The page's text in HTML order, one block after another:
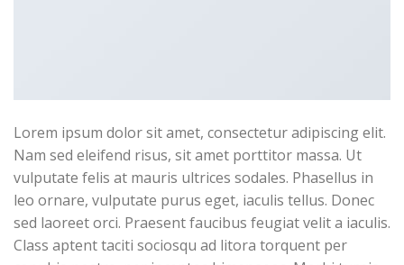
Lorem ipsum dolor sit amet, consectetur adipiscing elit.
Nam sed eleifend risus, sit amet porttitor massa. Ut
vulputate felis at mauris ultrices sodales. Phasellus in
leo ornare, vulputate purus eget, iaculis tellus. Donec
sed laoreet orci. Praesent faucibus feugiat velit a iaculis.
Class aptent taciti sociosqu ad litora torquent per